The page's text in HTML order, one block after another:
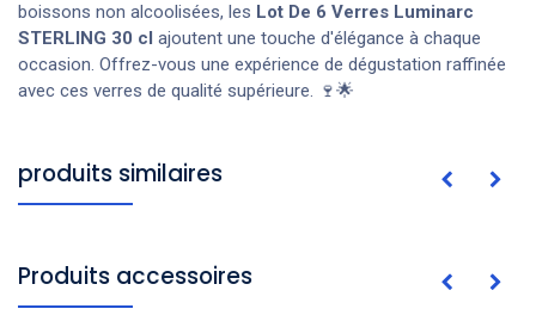
boissons non alcoolisées, les Lot De 6 Verres Luminarc
STERLING 30 cl ajoutent une touche d'élégance à chaque
occasion. Offrez-vous une expérience de dégustation raffinée
avec ces verres de qualité supérieure. 🍷🌟
produits similaires
Produits accessoires